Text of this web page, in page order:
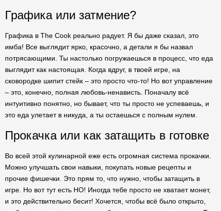
Графика или затмение?
Графика в The Cook реально радует. Я бы даже сказал, это
имба! Все выглядит ярко, красочно, а детали я бы назвал
потрясающими. Ты настолько погружаешься в процесс, что еда
выглядит как настоящая. Когда вдруг, в твоей игре, на
сковородке шипит стейк – это просто что-то! Но вот управление
– это, конечно, полная любовь-ненависть. Поначалу всё
интуитивно понятно, но бывает, что ты просто не успеваешь, и
это еда улетает в никуда, а ты остаешься с полным нулем.
Прокачка или как затащить в готовке
Во всей этой кулинарной еже есть огромная система прокачки.
Можно улучшать свои навыки, покупать новые рецепты и
прочие фишечки. Это прям то, что нужно, чтобы затащить в
игре. Но вот тут есть НО! Иногда тебе просто не хватает монет,
и это действительно бесит! Хочется, чтобы всё было открыто,